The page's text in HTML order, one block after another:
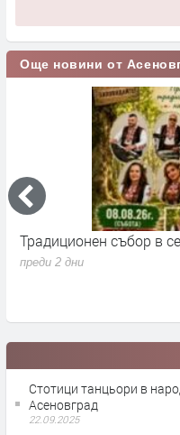
Още новини от
Традиционен събор в
преди 2 дни
Стотици танцьори в
Асеновград
22.09.2025